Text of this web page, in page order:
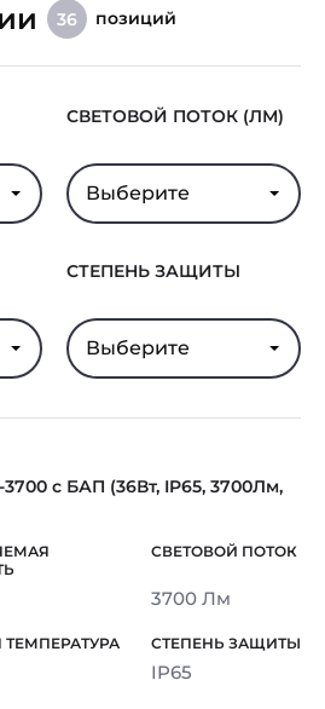
36 позиций
СВЕТОВОЙ ПОТОК (ЛМ)
Выберите
СТЕПЕНЬ ЗАЩИТЫ
Выберите
с БАП (36Вт, IP65, 3700Лм,
3700 Лм
IP65